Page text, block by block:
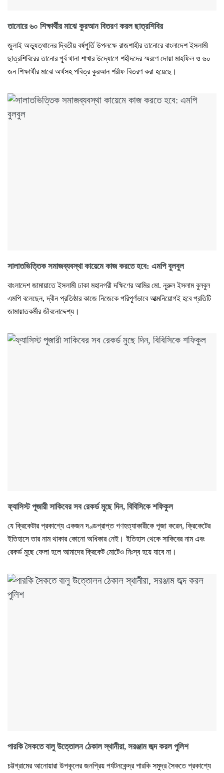
তানোরে ৬০ শিক্ষার্থীর মাঝে কুরআন বিতরণ করল ছাত্রশিবির
জুলাই অভ্যুত্থানের দ্বিতীয় বর্ষপূর্তি উপলক্ষে রাজশাহীর তানোরে বাংলাদেশ ইসলামী
ছাত্রশিবিরের তানোর পূর্ব থানা শাখার উদ্যোগে শহীদদের স্মরণে দোয়া মাহফিল ও ৬০
জন শিক্ষার্থীর মাঝে অর্থসহ পবিত্র কুরআন শরীফ বিতরণ করা হয়েছে।
সালাতভিত্তিক সমাজব্যবস্থা কায়েমে কাজ করতে হবে: এমপি বুলবুল
বাংলাদেশ জামায়াতে ইসলামী ঢাকা মহানগরী দক্ষিণের আমির মো. নূরুল ইসলাম বুলবুল
এমপি বলেছেন, দ্বীন প্রতিষ্ঠার কাজে নিজেকে পরিপূর্ণভাবে আত্মনিয়োগই হবে প্রতিটি
জামায়াতকর্মীর জীবনোদ্দেশ্য।
ফ্যাসিস্ট পূজারী সাকিবের সব রেকর্ড মুছে দিন, বিবিসিকে শফিকুল
যে ক্রিকেটার প্রকাশ্যে একজন দণ্ডপ্রাপ্ত গণহত্যাকারীকে পূজা করেন, ক্রিকেটের
ইতিহাসে তার নাম থাকার কোনো অধিকার নেই। ইতিহাস থেকে সাকিবের নাম এবং
রেকর্ড মুছে ফেলা হলে আমাদের ক্রিকেট মোটেও নিঃস্ব হয়ে যাবে না।
পারকি সৈকতে বালু উত্তোলন ঠেকাল স্থানীরা, সরঞ্জাম জব্দ করল পুলিশ
চট্টগ্রামের আনোয়ারা উপকূলের জনপ্রিয় পর্যটনকেন্দ্র পারকি সমুদ্র সৈকতে প্রকাশ্যে